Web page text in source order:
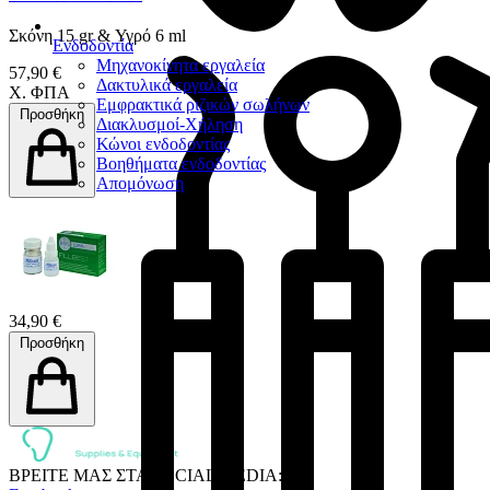
Ενδοδοντία
Μηχανοκίνητα εργαλεία
Δακτυλικά εργαλεία
Εμφρακτικά ριζικών σωλήνων
Διακλυσμοί-Χήληση
Κώνοι ενδοδοντίας
Βοηθήματα ενδοδοντίας
Απομόνωση
Σκόνη 15 gr & Υγρό 6 ml
57,90 €
Χ. ΦΠΑ
Προσθήκη
34,90 €
Προσθήκη
ΒΡΕΙΤΕ ΜΑΣ ΣΤΑ SOCIAL MEDIA: